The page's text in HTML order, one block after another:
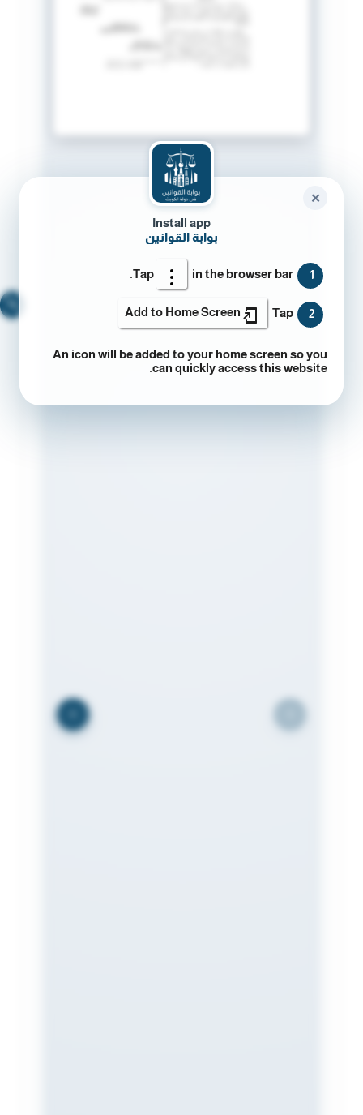
Install app
بوابة القوانين
1
Tap in the browser bar.
2
Tap
Add to Home Screen
An icon will be added to your home screen so you
can quickly access this website.
✕